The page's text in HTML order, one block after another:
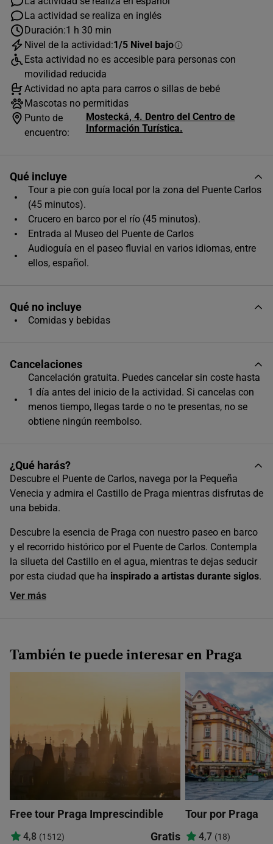
AGOSTO
L
M X J V S D
3
4 5 6 7
12 13 14 15
16
24
25
31
Horas disponibles (1)
13:30
La actividad se realiza en inglés
Duración:1 h 30 min
Nivel de la actividad:1/5 Nivel bajo
Esta actividad no es accesible para personas con
movilidad reducida
Actividad no apta para carros o sillas de bebé
Mascotas no permitidas
Punto de
encuentro:
Mostecká, 4. Dentro del Centro de
Información Turística.
Qué incluye
Tour a pie con guía local por la zona del Puente Carlos
(45 minutos).
Crucero en barco por el río (45 minutos).
Entrada al Museo del Puente de Carlos
Audioguía en el paseo fluvial en varios idiomas, entre
ellos, español.
Qué no incluye
Comidas y bebidas
Cancelaciones
Cancelación gratuita. Puedes cancelar sin coste hasta
1 día antes del inicio de la actividad. Si cancelas con
menos tiempo, llegas tarde o no te presentas, no se
obtiene ningún reembolso.
¿Qué harás?
Descubre el Puente de Carlos, navega por la Pequeña
Venecia y admira el Castillo de Praga mientras disfrutas de
una bebida.
Descubre la esencia de Praga con nuestro paseo en barco
y el recorrido histórico por el Puente de Carlos. Contempla
la silueta del Castillo en el agua, mientras te dejas seducir
por esta ciudad que ha inspirado a artistas durante siglos.
Ver más
También te puede interesar en Praga
Free tour Praga Imprescindible
4,8 (1512) Gratis
Tour por Praga
4,7 (18)